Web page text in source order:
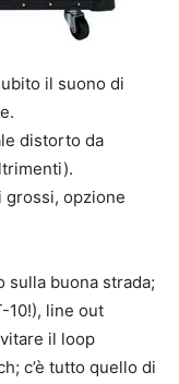
il suono di
distorto da
grossi, opzione
sulla buona strada;
10!), line out
il loop
c’è tutto quello di